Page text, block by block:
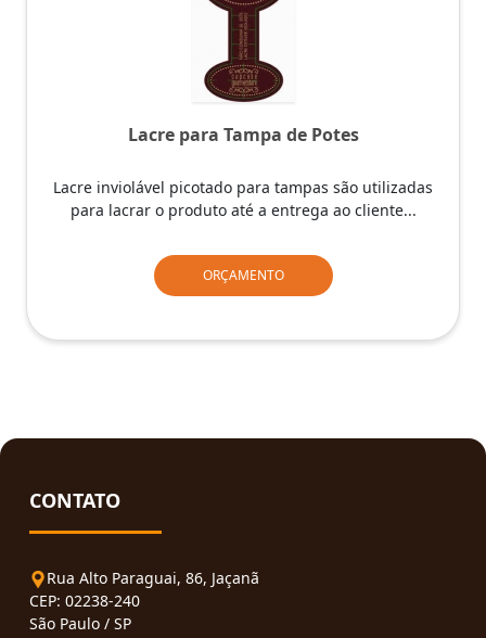
Lacre para Tampa de Potes
Lacre inviolável picotado para tampas são utilizadas
para lacrar o produto até a entrega ao cliente...
ORÇAMENTO
CONTATO
Rua Alto Paraguai, 86, Jaçanã
CEP: 02238-240
São Paulo / SP